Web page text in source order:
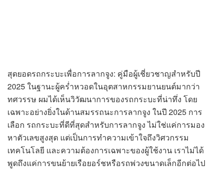
สุดยอดรถกระบะเพื่อการลากจูง: คู่มือผู้เชี่ยวชาญสำหรับปี
2025 ในฐานะผู้คร่ำหวอดในอุตสาหกรรมยานยนต์มากว่า
ทศวรรษ ผมได้เห็นวิวัฒนาการของรถกระบะที่น่าทึ่ง โดย
เฉพาะอย่างยิ่งในด้านสมรรถนะการลากจูง ในปี 2025 การ
เลือก รถกระบะที่ดีที่สุดสำหรับการลากจูง ไม่ใช่แค่การมอง
หาตัวเลขสูงสุด แต่เป็นการทำความเข้าใจถึงวิศวกรรม
เทคโนโลยี และความต้องการเฉพาะของผู้ใช้งาน เราไม่ได้
พูดถึงแค่การขนย้ายเรือยอร์ชหรือรถพ่วงขนาดเล็กอีกต่อไป